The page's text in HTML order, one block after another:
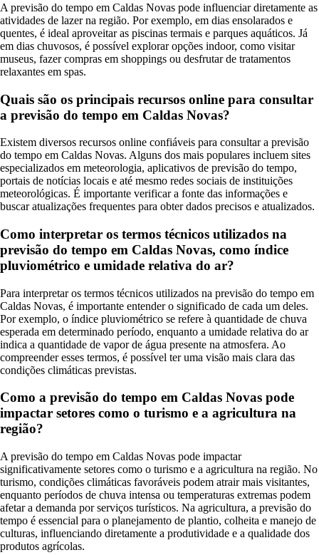
A previsão do tempo em Caldas Novas pode influenciar diretamente as
atividades de lazer na região. Por exemplo, em dias ensolarados e
quentes, é ideal aproveitar as piscinas termais e parques aquáticos. Já
em dias chuvosos, é possível explorar opções indoor, como visitar
museus, fazer compras em shoppings ou desfrutar de tratamentos
relaxantes em spas.
Quais são os principais recursos online para consultar
a previsão do tempo em Caldas Novas?
Existem diversos recursos online confiáveis para consultar a previsão
do tempo em Caldas Novas. Alguns dos mais populares incluem sites
especializados em meteorologia, aplicativos de previsão do tempo,
portais de notícias locais e até mesmo redes sociais de instituições
meteorológicas. É importante verificar a fonte das informações e
buscar atualizações frequentes para obter dados precisos e atualizados.
Como interpretar os termos técnicos utilizados na
previsão do tempo em Caldas Novas, como índice
pluviométrico e umidade relativa do ar?
Para interpretar os termos técnicos utilizados na previsão do tempo em
Caldas Novas, é importante entender o significado de cada um deles.
Por exemplo, o índice pluviométrico se refere à quantidade de chuva
esperada em determinado período, enquanto a umidade relativa do ar
indica a quantidade de vapor de água presente na atmosfera. Ao
compreender esses termos, é possível ter uma visão mais clara das
condições climáticas previstas.
Como a previsão do tempo em Caldas Novas pode
impactar setores como o turismo e a agricultura na
região?
A previsão do tempo em Caldas Novas pode impactar
significativamente setores como o turismo e a agricultura na região. No
turismo, condições climáticas favoráveis podem atrair mais visitantes,
enquanto períodos de chuva intensa ou temperaturas extremas podem
afetar a demanda por serviços turísticos. Na agricultura, a previsão do
tempo é essencial para o planejamento de plantio, colheita e manejo de
culturas, influenciando diretamente a produtividade e a qualidade dos
produtos agrícolas.